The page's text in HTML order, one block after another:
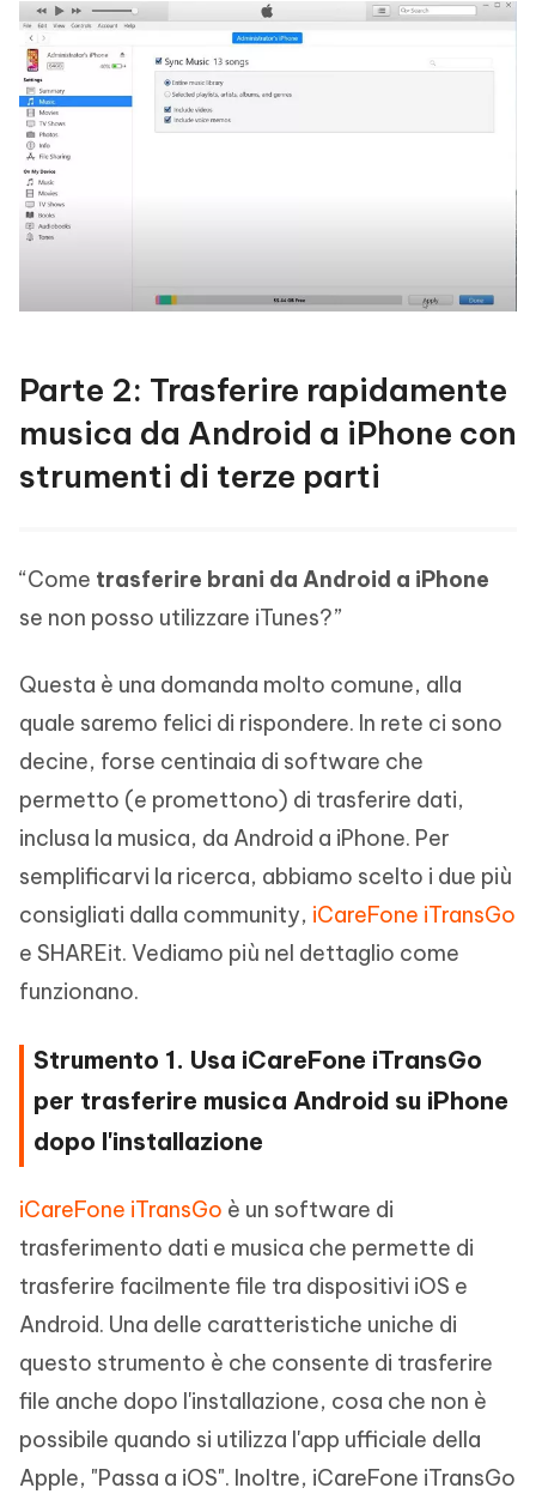
Parte 2: Trasferire rapidamente
musica da Android a iPhone con
strumenti di terze parti
“Come trasferire brani da Android a iPhone
se non posso utilizzare iTunes?”
Questa è una domanda molto comune, alla
quale saremo felici di rispondere. In rete ci sono
decine, forse centinaia di software che
permetto (e promettono) di trasferire dati,
inclusa la musica, da Android a iPhone. Per
semplificarvi la ricerca, abbiamo scelto i due più
consigliati dalla community, iCareFone iTransGo
e SHAREit. Vediamo più nel dettaglio come
funzionano.
Strumento 1. Usa iCareFone iTransGo
per trasferire musica Android su iPhone
dopo l'installazione
iCareFone iTransGo è un software di
trasferimento dati e musica che permette di
trasferire facilmente file tra dispositivi iOS e
Android. Una delle caratteristiche uniche di
questo strumento è che consente di trasferire
file anche dopo l'installazione, cosa che non è
possibile quando si utilizza l'app ufficiale della
Apple, "Passa a iOS". Inoltre, iCareFone iTransGo